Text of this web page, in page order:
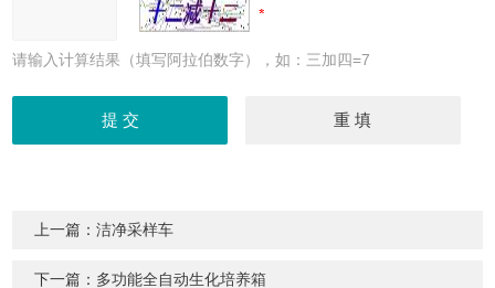
请输入计算结果（填写阿拉伯数字），如：三加四=7
上一篇：洁净采样车
下一篇： 多功能全自动生化培养箱